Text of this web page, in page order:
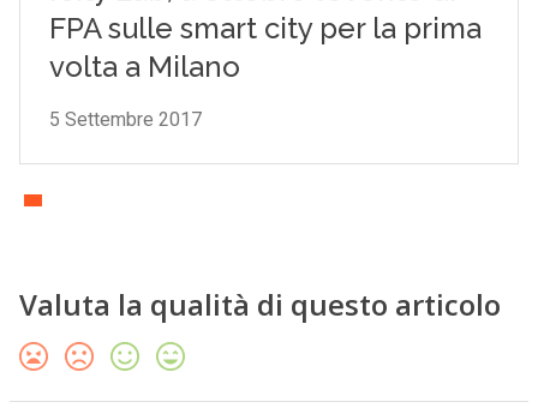
Valuta la qualità di questo articolo